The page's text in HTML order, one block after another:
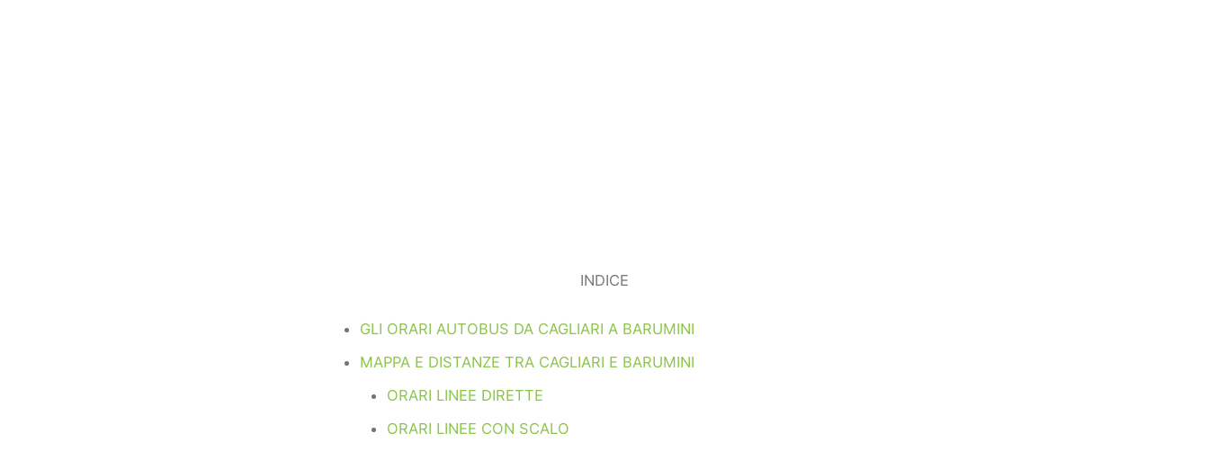
INDICE
GLI ORARI AUTOBUS DA CAGLIARI A BARUMINI
MAPPA E DISTANZE TRA CAGLIARI E BARUMINI
ORARI LINEE DIRETTE
ORARI LINEE CON SCALO